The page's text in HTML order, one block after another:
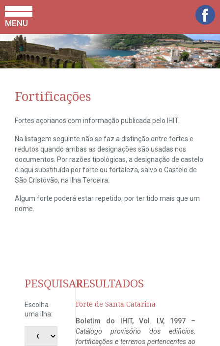
MENU
Fortificações
Fortes açorianos com informação publicada pelo IHIT.
Na listagem seguinte não se faz a distinção entre fortes e
redutos quando ambas as designações são usadas nos
documentos. Por razões tipológicas, a designação de castelo
é aqui substituída por forte ou fortaleza, salvo o Castelo de
São Cristóvão, na Ilha Terceira.
Algum forte poderá estar repetido, por ter tido mais que um
nome.
PESQUISAR
Escolha
uma ilha:
RESULTADOS
Forte de Santa Catarina
Boletim do IHIT, Vol. LV, 1997 –
Catálogo provisório dos edificios,
fortificações e terrenos pertencentes ao